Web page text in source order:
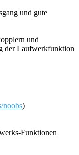
und gute
und
der Laufwerkfunktion
noobs)
Funktionen